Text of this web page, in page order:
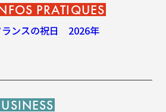
PRATIQUES
ランスの祝日 2026年